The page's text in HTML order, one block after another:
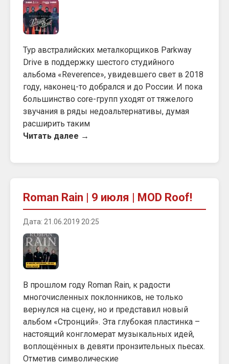
Тур австралийских металкорщиков Parkway
Drive в поддержку шестого студийного
альбома «Reverence», увидевшего свет в 2018
году, наконец-то добрался и до России. И пока
большинство core-групп уходят от тяжелого
звучания в ряды недоальтернативы, думая
расширить таким
Читать далее →
Roman Rain | 9 июля | MOD Roof!
Дата: 21.06.2019 20:25
В прошлом году Roman Rain, к радости
многочисленных поклонников, не только
вернулся на сцену, но и представил новый
альбом «Стронций». Эта глубокая пластинка –
настоящий конгломерат музыкальных идей,
воплощённых в девяти пронзительных пьесах.
Отметив символические